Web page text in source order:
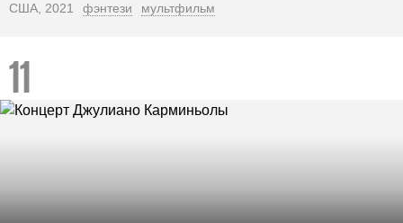
США, 2021 фэнтези мультфильм